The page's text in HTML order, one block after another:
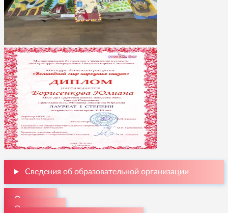
Сведения об образовательной организации
О школе
Отделения